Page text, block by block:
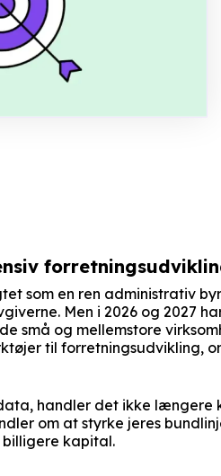
som en ren administrativ
Men i 2026 og 2027
små og mellemstore
til forretningsudvikling,
handler det ikke længere
om at styrke jeres
kapital.